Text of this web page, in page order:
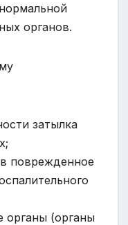
органов.
затылка
поврежденное
органы (органы